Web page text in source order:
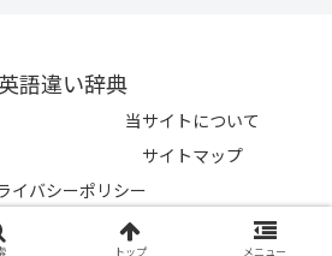
英語違い辞典
当サイトについて
サイトマップ
イバシーポリシー
2026 英語違い辞典.
トップ メニュー